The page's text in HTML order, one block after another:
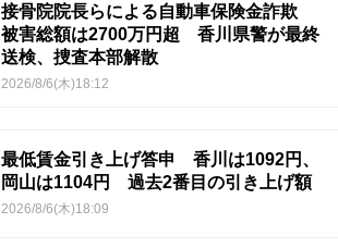
接骨院院長らによる自動車保険金詐欺
被害総額は2700万円超 香川県警が最終
送検、捜査本部解散
2026/8/6(木)18:12
最低賃金引き上げ答申 香川は1092円、
岡山は1104円 過去2番目の引き上げ額
2026/8/6(木)18:09